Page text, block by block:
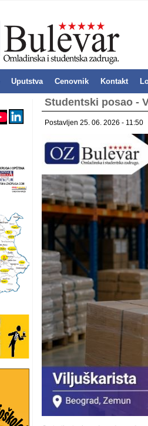
Uputstva Cenovnik Kontakt
Studentski posao -
Postavljen 25. 06. 2026 - 11:50